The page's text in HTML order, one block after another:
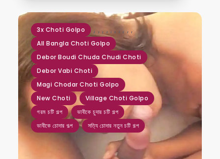
3x Choti Golpo ,
All Bangla Choti Golpo
,
Debor Boudi Chuda Chudi Choti
,
Debor Vabi Choti
,
Magi Chodar Choti Golpo
,
New Choti
,
Village Choti Golpo
,
গরম চটি গল্প
,
ভাবীকে চুদার চটি গল্প
,
ভাবীকে চোদার গল্প
,
সত্যি চোদার নতুন চটি গল্প